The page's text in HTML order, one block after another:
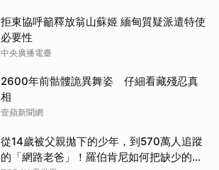
拒東協呼籲釋放翁山蘇姬 緬甸質疑派遣特使
必要性
中央廣播電臺
2600年前骷髏詭異舞姿 仔細看藏殘忍真
相
壹蘋新聞網
從14歲被父親拋下的少年，到570萬人追蹤
的「網路老爸」！羅伯肯尼如何把缺少的父